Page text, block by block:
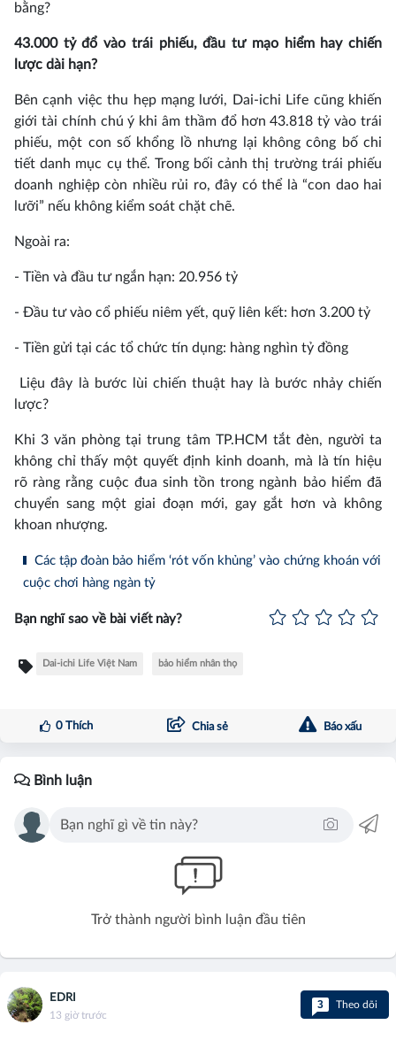
bằng?
43.000 tỷ đổ vào trái phiếu, đầu tư mạo hiểm hay chiến
lược dài hạn?
Bên cạnh việc thu hẹp mạng lưới, Dai-ichi Life cũng khiến
giới tài chính chú ý khi âm thầm đổ hơn 43.818 tỷ vào trái
phiếu, một con số khổng lồ nhưng lại không công bố chi
tiết danh mục cụ thể. Trong bối cảnh thị trường trái phiếu
doanh nghiệp còn nhiều rủi ro, đây có thể là “con dao hai
lưỡi” nếu không kiểm soát chặt chẽ.
Ngoài ra:
- Tiền và đầu tư ngắn hạn: 20.956 tỷ
- Đầu tư vào cổ phiếu niêm yết, quỹ liên kết: hơn 3.200 tỷ
- Tiền gửi tại các tổ chức tín dụng: hàng nghìn tỷ đồng
Liệu đây là bước lùi chiến thuật hay là bước nhảy chiến
lược?
Khi 3 văn phòng tại trung tâm TP.HCM tắt đèn, người ta
không chỉ thấy một quyết định kinh doanh, mà là tín hiệu
rõ ràng rằng cuộc đua sinh tồn trong ngành bảo hiểm đã
chuyển sang một giai đoạn mới, gay gắt hơn và không
khoan nhượng.
Các tập đoàn bảo hiểm ‘rót vốn khủng’ vào chứng khoán với
cuộc chơi hàng ngàn tỷ
Bạn nghĩ sao về bài viết này?
Dai-ichi Life Việt Nam bảo hiểm nhân thọ
0Thích Chia sẻ Báo xấu
Bình luận
Trở thành người bình luận đầu tiên
EDRI
13 giờ trước
3 Theo dõi